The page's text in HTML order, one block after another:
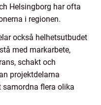
Helsingborg har ofta
i regionen.
också helhetsutbudet
med markarbete,
schakt och
projektdelarna
samordna flera olika